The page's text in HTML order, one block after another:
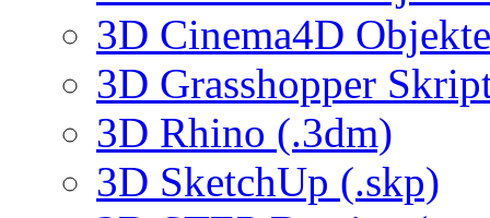
3D Cinema4D
3D Grasshopper
3D Rhino (.3dm)
3D SketchUp (.skp)